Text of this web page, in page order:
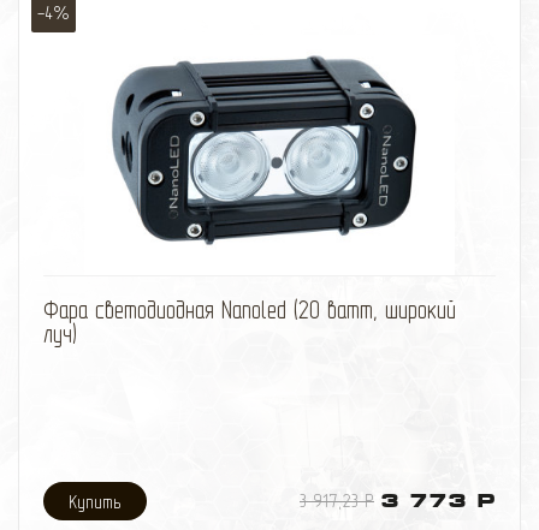
-4%
Фара светодиодная Nanoled (20 ватт, широкий
луч)
3 917,23 Р 3 773 Р